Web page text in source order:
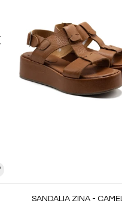
SANDALIA ZINA - CAMEL